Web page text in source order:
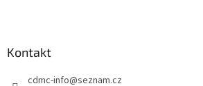
Kontakt
cdmc-info@seznam.cz